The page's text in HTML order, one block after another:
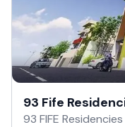
93 Fife
93 FIFE